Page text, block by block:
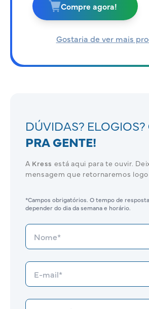
Compre agora!
Gostaria de ver mais
DÚVIDAS? ELOGIOS?
PRA GENTE!
A Kress está aqui para te ouvir.
mensagem que retornaremos
*Campos obrigatórios. O tempo de
depender do dia da semana e horário.